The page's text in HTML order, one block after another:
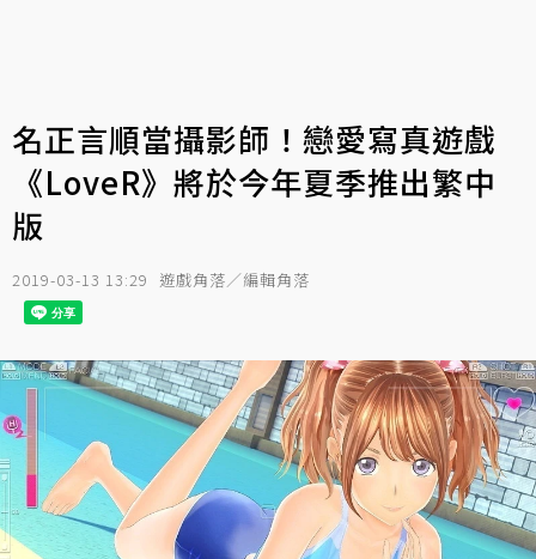
名正言順當攝影師！戀愛寫真遊戲
《LoveR》將於今年夏季推出繁中
版
2019-03-13 13:29 遊戲角落／編輯角落